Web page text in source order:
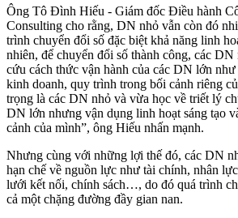
Ông Tô Đình Hiếu - Giám đốc Điều hành
Consulting cho rằng, DN nhỏ vẫn còn đó
trình chuyển đổi số đặc biệt khả năng linh
nhiên, để chuyển đổi số thành công, các
cứu cách thức vận hành của các DN lớn
kinh doanh, quy trình trong bối cảnh riêng
trọng là các DN nhỏ và vừa học về triết lý
DN lớn nhưng vận dụng linh hoạt sáng tạo
cảnh của mình”, ông Hiếu nhấn mạnh.
Nhưng cùng với những lợi thế đó, các DN
hạn chế về nguồn lực như tài chính, nhân
lưới kết nối, chính sách…, do đó quá trình
cả một chặng đường đầy gian nan.